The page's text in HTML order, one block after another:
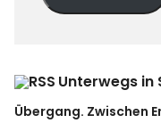
Unterwegs in
Übergang. Zwischen